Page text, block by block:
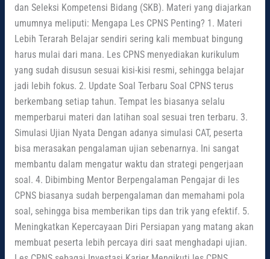
dan Seleksi Kompetensi Bidang (SKB). Materi yang diajarkan
umumnya meliputi: Mengapa Les CPNS Penting? 1. Materi
Lebih Terarah Belajar sendiri sering kali membuat bingung
harus mulai dari mana. Les CPNS menyediakan kurikulum
yang sudah disusun sesuai kisi-kisi resmi, sehingga belajar
jadi lebih fokus. 2. Update Soal Terbaru Soal CPNS terus
berkembang setiap tahun. Tempat les biasanya selalu
memperbarui materi dan latihan soal sesuai tren terbaru. 3.
Simulasi Ujian Nyata Dengan adanya simulasi CAT, peserta
bisa merasakan pengalaman ujian sebenarnya. Ini sangat
membantu dalam mengatur waktu dan strategi pengerjaan
soal. 4. Dibimbing Mentor Berpengalaman Pengajar di les
CPNS biasanya sudah berpengalaman dan memahami pola
soal, sehingga bisa memberikan tips dan trik yang efektif. 5.
Meningkatkan Kepercayaan Diri Persiapan yang matang akan
membuat peserta lebih percaya diri saat menghadapi ujian.